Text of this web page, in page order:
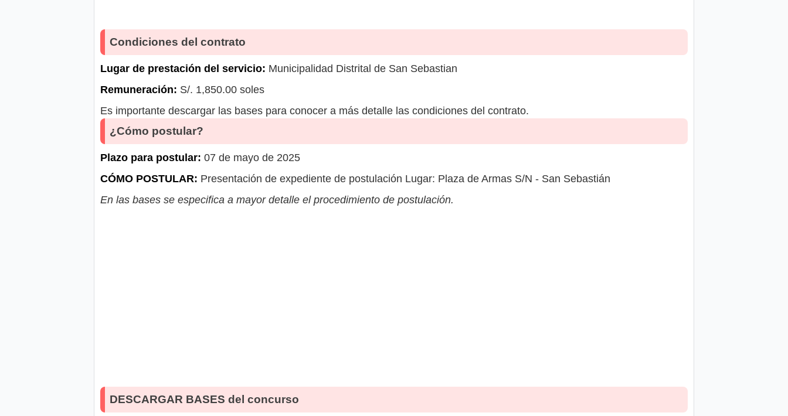
Condiciones del contrato
Lugar de prestación del servicio: Municipalidad Distrital de San Sebastian
Remuneración: S/. 1,850.00 soles
Es importante descargar las bases para conocer a más detalle las condiciones del contrato.
¿Cómo postular?
Plazo para postular: 07 de mayo de 2025
CÓMO POSTULAR: Presentación de expediente de postulación Lugar: Plaza de Armas S/N - San Sebastián
En las bases se especifica a mayor detalle el procedimiento de postulación.
DESCARGAR BASES del concurso